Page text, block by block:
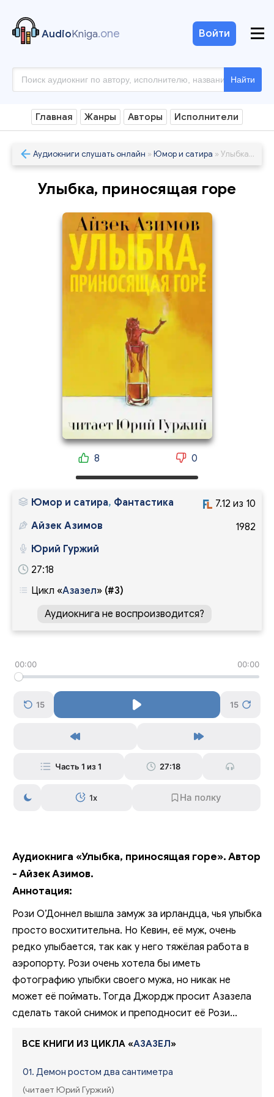
AudioKniga.one
Найти
Войти
Главная Жанры Авторы Исполнители
Аудиокниги слушать онлайн » Юмор и сатира » Улыбка, приносящая горе
Улыбка, приносящая горе
8 0
7.12 из 10
Юмор и сатира, Фантастика
1982
Айзек Азимов
Юрий Гуржий
27:18
Цикл «Азазел» (#3)
Аудиокнига не воспроизводится?
00:00 00:00
15 15
Часть 1 из 1 27:18
1x
Аудиокнига «Улыбка, приносящая горе». Автор
- Айзек Азимов.
Аннотация:
Рози О’Доннел вышла замуж за ирландца, чья улыбка
просто восхитительна. Но Кевин, её муж, очень
редко улыбается, так как у него тяжёлая работа в
аэропорту. Рози очень хотела бы иметь
фотографию улыбки своего мужа, но никак не
может её поймать. Тогда Джордж просит Азазела
сделать такой снимок и преподносит её Рози...
ВСЕ КНИГИ ИЗ ЦИКЛА «АЗАЗЕЛ»
01. Демон ростом два сантиметра
(читает Юрий Гуржий)